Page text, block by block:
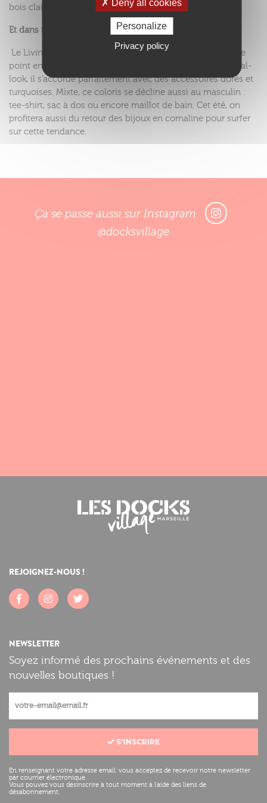
bois clair.
Et dans notre garde-robe ?
Le Living Coral donne instantanément bonne mine. Autre
point en sa faveur, il sublime toutes les carnations. En total-
look, il s’accorde parfaitement avec des accessoires dorés et
turquoises. Mixte, ce coloris se décline aussi au masculin :
tee-shirt, sac à dos ou encore maillot de bain. Cet été, on
profitera aussi du retour des bijoux en cornaline pour surfer
sur cette tendance.
Ça se passe aussi sur Instagram
@docksvillage
REJOIGNEZ-NOUS !
NEWSLETTER
Soyez informé des prochains événements et des
nouvelles boutiques !
S'INSCRIRE
En renseignant votre adresse email, vous acceptez de recevoir notre newsletter
par courrier électronique.
Vous pouvez vous désinscrire à tout moment à l'aide des liens de
désabonnement.
Deny all cookies
Personalize
Privacy policy